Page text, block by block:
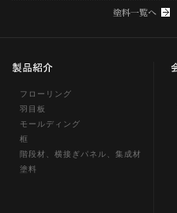
フローリング
羽目板
モールディング
框
階段材、横接ぎパネル、集成材
塗料